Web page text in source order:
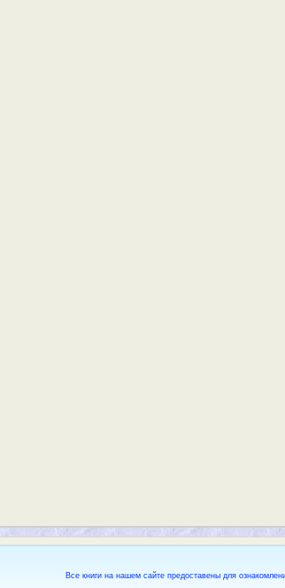
Все книги на нашем сайте предоставены для